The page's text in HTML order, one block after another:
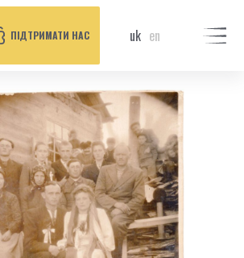
ПІДТРИМАТИ НАС uk en